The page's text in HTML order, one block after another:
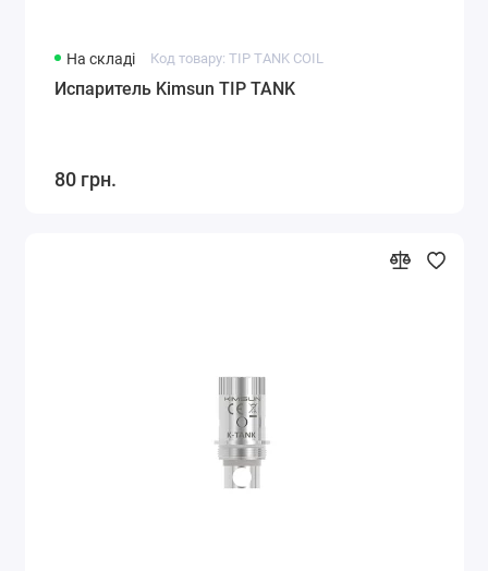
На складі Код товару: TIP TANK COIL
Испаритель Kimsun TIP TANK
80 грн.